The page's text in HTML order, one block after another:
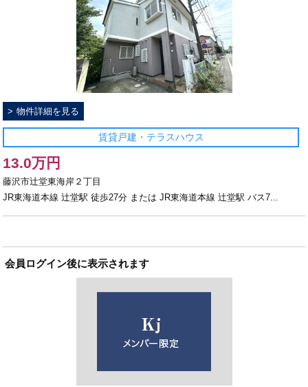
物件詳細を見る
賃貸戸建・テラスハウス
13.0万円
藤沢市辻堂東海岸２丁目
JR東海道本線 辻堂駅 徒歩27分 または JR東海道本線 辻堂駅 バス7...
会員ログイン後に表示されます